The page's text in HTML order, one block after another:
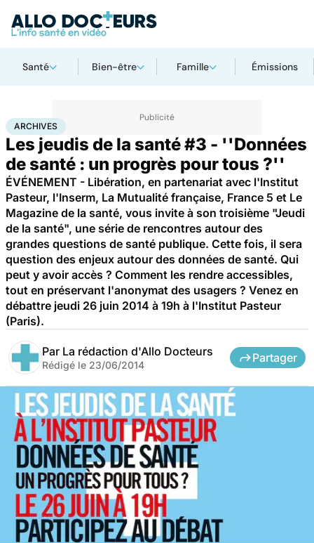
Santé Bien-être Famille Émissions
AccueilSantéArchives
ARCHIVES
Les jeudis de la santé #3 - ''Données
de santé : un progrès pour tous ?''
ÉVÉNEMENT - Libération, en partenariat avec l'Institut
Pasteur, l'Inserm, La Mutualité française, France 5 et Le
Magazine de la santé, vous invite à son troisième "Jeudi
de la santé", une série de rencontres autour des
grandes questions de santé publique. Cette fois, il sera
question des enjeux autour des données de santé. Qui
peut y avoir accès ? Comment les rendre accessibles,
tout en préservant l'anonymat des usagers ? Venez en
débattre jeudi 26 juin 2014 à 19h à l'Institut Pasteur
(Paris).
Par La rédaction d'Allo Docteurs
Rédigé le 23/06/2014
Partager